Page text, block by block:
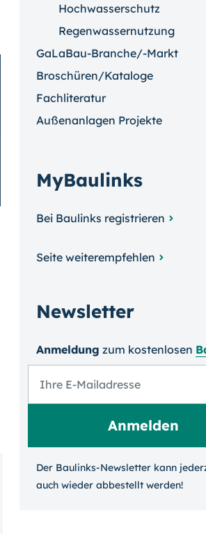
Hochwasserschutz
Regenwassernutzung
GaLaBau-Branche/-Markt
Broschüren/Kataloge
Fachliteratur
Außenanlagen Projekte
MyBaulinks
Bei Baulinks registrieren
Seite weiterempfehlen
Newsletter
Anmeldung zum kosten­losen
Der Baulinks-Newsletter kann
auch wieder ab­bestellt werden!